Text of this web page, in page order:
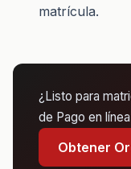
matrícula.
¿Listo para
de Pago en
Obtener